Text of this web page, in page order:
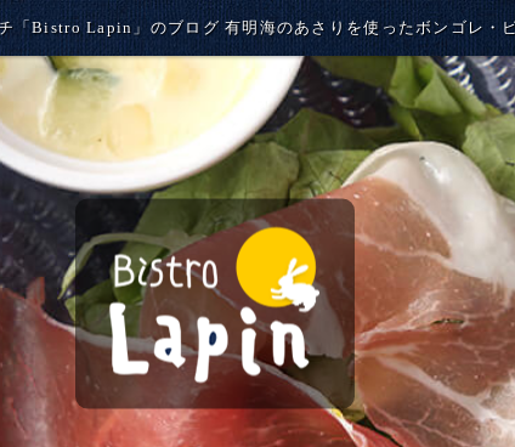
「Bistro Lapin」のブログ 有明海のあさりを使ったボンゴレ・